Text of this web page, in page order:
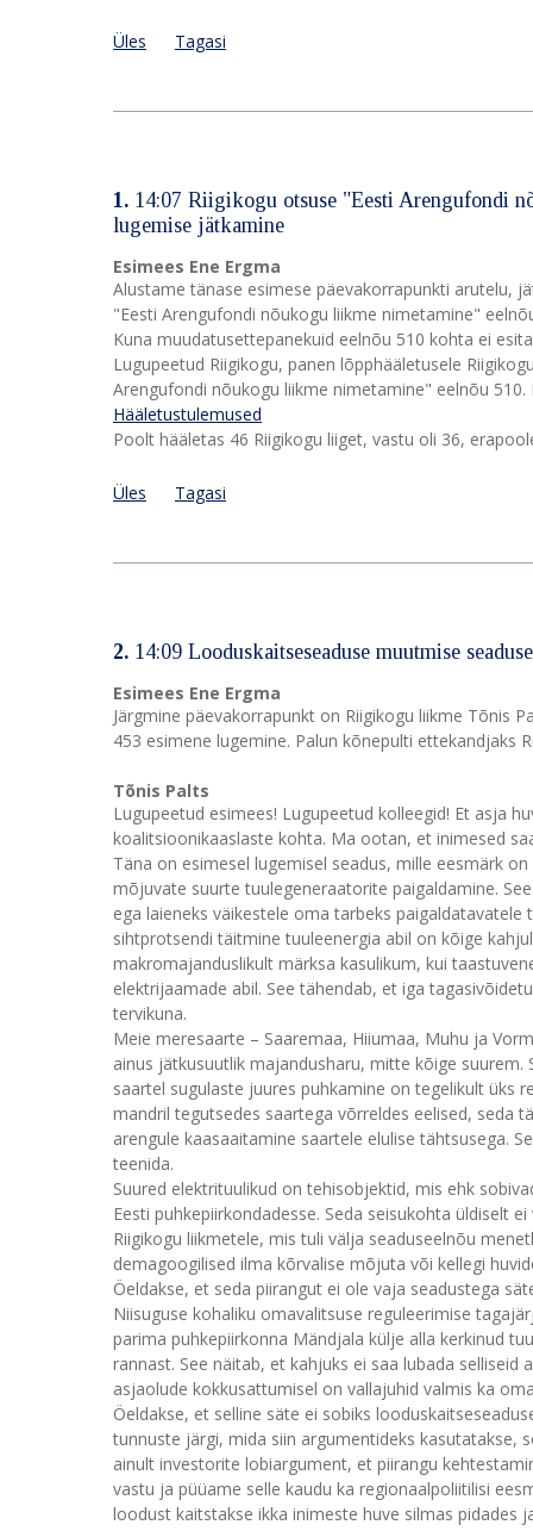
Üles Tagasi
1. 14:07 Riigikogu otsuse "Eesti Arengufondi
lugemise jätkamine
Esimees Ene Ergma
Alustame tänase esimese päevakorrapunkti arutelu,
"Eesti Arengufondi nõukogu liikme nimetamine"
Kuna muudatusettepanekuid eelnõu 510 kohta ei
Lugupeetud Riigikogu, panen lõpphääletusele
Arengufondi nõukogu liikme nimetamine" eelnõu 510.
Hääletustulemused
Poolt hääletas 46 Riigikogu liiget, vastu oli 36,
Üles Tagasi
2. 14:09 Looduskaitseseaduse muutmise
Esimees Ene Ergma
Järgmine päevakorrapunkt on Riigikogu liikme Tõnis
453 esimene lugemine. Palun kõnepulti ettekandjaks
Tõnis Palts
Lugupeetud esimees! Lugupeetud kolleegid! Et asja
koalitsioonikaaslaste kohta. Ma ootan, et inimesed
Täna on esimesel lugemisel seadus, mille eesmärk
mõjuvate suurte tuulegeneraatorite paigaldamine.
ega laieneks väikestele oma tarbeks
sihtprotsendi täitmine tuuleenergia abil on kõige
makromajanduslikult märksa kasulikum, kui
elektrijaamade abil. See tähendab, et iga
tervikuna.
Meie meresaarte – Saaremaa, Hiiumaa, Muhu ja
ainus jätkusuutlik majandusharu, mitte kõige
saartel sugulaste juures puhkamine on tegelikult üks
mandril tegutsedes saartega võrreldes eelised, seda
arengule kaasaaitamine saartele elulise tähtsusega.
teenida.
Suured elektrituulikud on tehisobjektid, mis ehk
Eesti puhkepiirkondadesse. Seda seisukohta üldiselt
Riigikogu liikmetele, mis tuli välja seaduseelnõu
demagoogilised ilma kõrvalise mõjuta või kellegi
Öeldakse, et seda piirangut ei ole vaja seadustega
Niisuguse kohaliku omavalitsuse reguleerimise
parima puhkepiirkonna Mändjala külje alla kerkinud
rannast. See näitab, et kahjuks ei saa lubada
asjaolude kokkusattumisel on vallajuhid valmis ka
Öeldakse, et selline säte ei sobiks
tunnuste järgi, mida siin argumentideks kasutatakse,
ainult investorite lobiargument, et piirangu
vastu ja püüame selle kaudu ka regionaalpoliitilisi
loodust kaitstakse ikka inimeste huve silmas pidades